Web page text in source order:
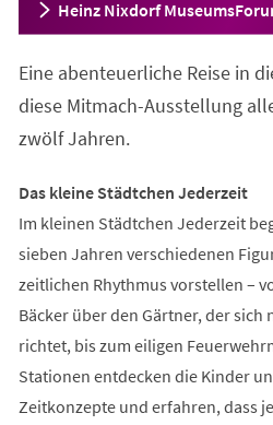
Heinz Nixdorf
Eine abenteuerliche Reise in
diese Mitmach-Ausstellung
zwölf Jahren.
Das kleine Städtchen Jederzeit
Im kleinen Städtchen Jederzeit
sieben Jahren verschiedenen
zeitlichen Rhythmus vorstellen –
Bäcker über den Gärtner, der sich
richtet, bis zum eiligen
Stationen entdecken die Kinder
Zeitkonzepte und erfahren, dass